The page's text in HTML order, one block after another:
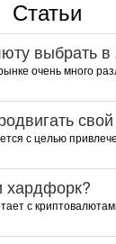
Статьи
выбрать в
очень много
с целью
хардфорк?
с